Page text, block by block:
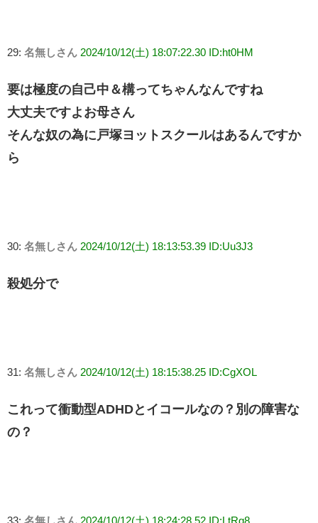
29: 名無しさん 2024/10/12(土) 18:07:22.30 ID:ht0HM
要は極度の自己中＆構ってちゃんなんですね
大丈夫ですよお母さん
そんな奴の為に戸塚ヨットスクールはあるんですか
ら
30: 名無しさん 2024/10/12(土) 18:13:53.39 ID:Uu3J3
殺処分で
31: 名無しさん 2024/10/12(土) 18:15:38.25 ID:CgXOL
これって衝動型ADHDとイコールなの？別の障害な
の？
33: 名無しさん 2024/10/12(土) 18:24:28.52 ID:LtRq8